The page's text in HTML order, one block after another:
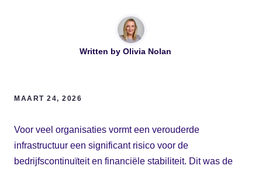
Written by Olivia Nolan
MAART 24, 2026
Voor veel organisaties vormt een verouderde
infrastructuur een significant risico voor de
bedrijfscontinuïteit en financiële stabiliteit. Dit was de